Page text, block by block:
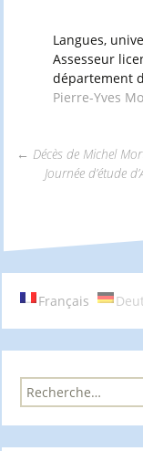
Langues,
Assesseur
département
Pierre-Yves
des
← Décès de Michel
Journée d’étude
Français
R
e